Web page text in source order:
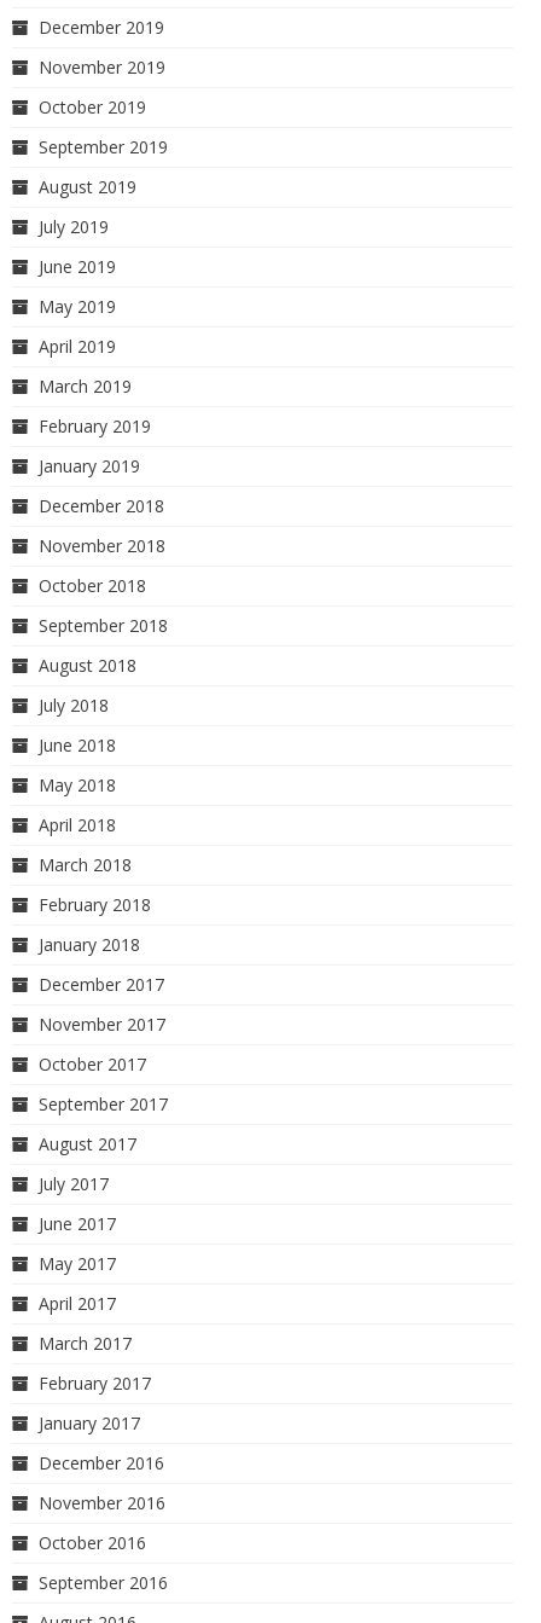
December 2019
November 2019
October 2019
September 2019
August 2019
July 2019
June 2019
May 2019
April 2019
March 2019
February 2019
January 2019
December 2018
November 2018
October 2018
September 2018
August 2018
July 2018
June 2018
May 2018
April 2018
March 2018
February 2018
January 2018
December 2017
November 2017
October 2017
September 2017
August 2017
July 2017
June 2017
May 2017
April 2017
March 2017
February 2017
January 2017
December 2016
November 2016
October 2016
September 2016